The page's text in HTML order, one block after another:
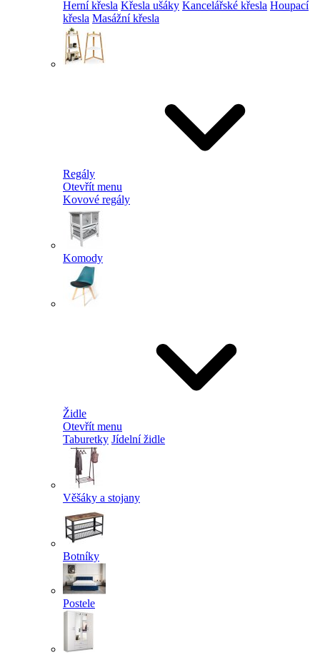
Herní křesla Křesla ušáky Kancelářské křesla Houpací
křesla Masážní křesla
Regály
Otevřít menu
Kovové regály
Komody
Židle
Otevřít menu
Taburetky Jídelní židle
Věšáky a stojany
Botníky
Postele